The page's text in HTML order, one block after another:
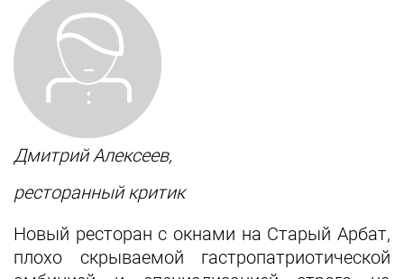
Дмитрий Алексеев,
ресторанный критик
Новый ресторан с окнами на Старый Арбат,
плохо скрываемой гастропатриотической